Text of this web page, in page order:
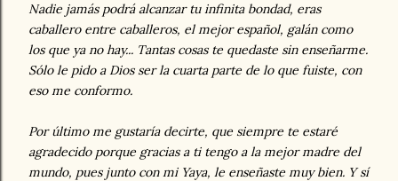
Nadie jamás podrá alcanzar tu infinita bondad, eras
caballero entre caballeros, el mejor español, galán como
los que ya no hay... Tantas cosas te quedaste sin enseñarme.
Sólo le pido a Dios ser la cuarta parte de lo que fuiste, con
eso me conformo.
Por último me gustaría decirte, que siempre te estaré
agradecido porque gracias a ti tengo a la mejor madre del
mundo, pues junto con mi Yaya, le enseñaste muy bien. Y sí